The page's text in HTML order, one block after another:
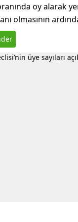
oy alarak
olmasının